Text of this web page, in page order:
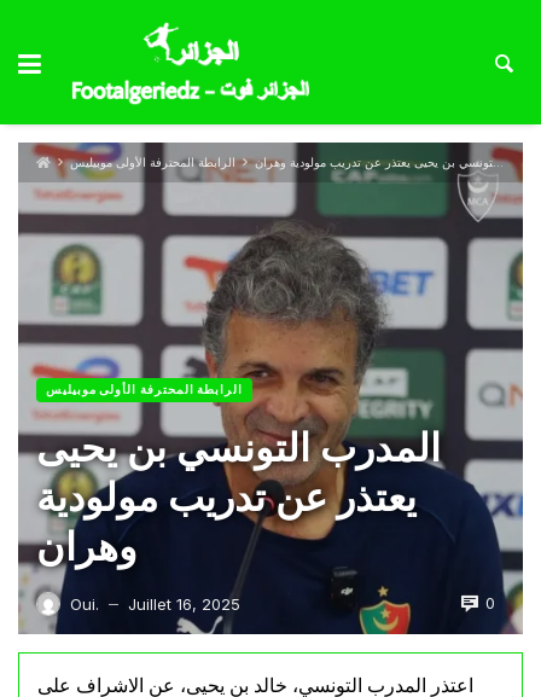
الرابطة المحترفة الأولى موبيليس المدرب التونسي بن يحيى يعتذر عن تدريب مولودية وهران
الرابطة المحترفة الأولى موبيليس
المدرب التونسي بن يحيى
يعتذر عن تدريب مولودية
وهران
Oui. — Juillet 16, 2025 0
اعتذر المدرب التونسي، خالد بن يحيى، عن الاشراف على